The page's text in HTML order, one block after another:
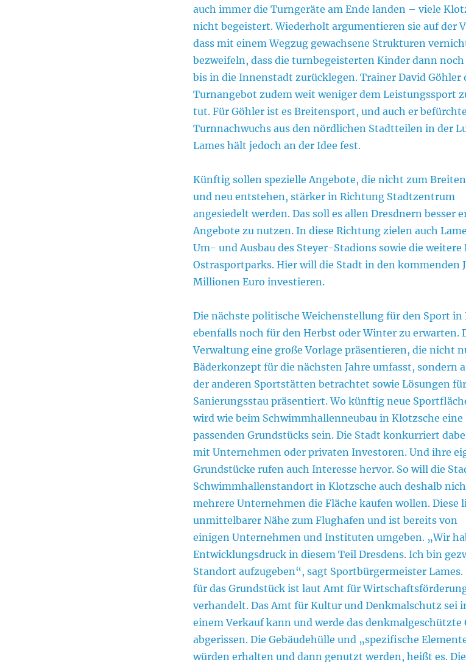
auch immer die Turngeräte am Ende landen – viele
nicht begeistert. Wiederholt argumentieren sie auf der
dass mit einem Wegzug gewachsene Strukturen
bezweifeln, dass die turnbegeisterten Kinder dann noch
bis in die Innenstadt zurücklegen. Trainer David Göhler
Turnangebot zudem weit weniger dem Leistungssport
tut. Für Göhler ist es Breitensport, und auch er
Turnnachwuchs aus den nördlichen Stadtteilen in der
Lames hält jedoch an der Idee fest.
Künftig sollen spezielle Angebote, die nicht zum
und neu entstehen, stärker in Richtung Stadtzentrum
angesiedelt werden. Das soll es allen Dresdnern besser
Angebote zu nutzen. In diese Richtung zielen auch
Um- und Ausbau des Steyer-Stadions sowie die
Ostrasportparks. Hier will die Stadt in den kommenden
Millionen Euro investieren.
Die nächste politische Weichenstellung für den Sport in
ebenfalls noch für den Herbst oder Winter zu erwarten.
Verwaltung eine große Vorlage präsentieren, die nicht
Bäderkonzept für die nächsten Jahre umfasst, sondern
der anderen Sportstätten betrachtet sowie Lösungen
Sanierungsstau präsentiert. Wo künftig neue
wird wie beim Schwimmhallenneubau in Klotzsche eine
passenden Grundstücks sein. Die Stadt konkurriert
mit Unternehmen oder privaten Investoren. Und ihre
Grundstücke rufen auch Interesse hervor. So will die
Schwimmhallenstandort in Klotzsche auch deshalb
mehrere Unternehmen die Fläche kaufen wollen. Diese
unmittelbarer Nähe zum Flughafen und ist bereits von
einigen Unternehmen und Instituten umgeben. „Wir
Entwicklungsdruck in diesem Teil Dresdens. Ich bin
Standort aufzugeben“, sagt Sportbürgermeister
für das Grundstück ist laut Amt für
verhandelt. Das Amt für Kultur und Denkmalschutz sei
einem Verkauf kann und werde das denkmalgeschützte
abgerissen. Die Gebäudehülle und „spezifische
würden erhalten und dann genutzt werden, heißt es.